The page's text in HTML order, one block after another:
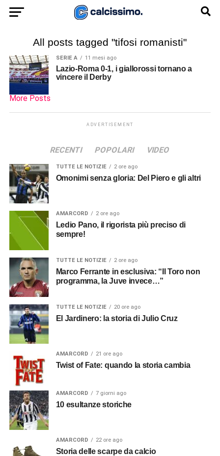
All posts tagged "tifosi romanisti"
SERIE A 11 mesi ago
Lazio-Roma 0-1, i giallorossi tornano a
vincere il Derby
More Posts
ADVERTISEMENT
RECENTI POPOLARI VIDEO
TUTTE LE NOTIZIE 2 ore ago
Omonimi senza gloria: Del Piero e gli altri
AMARCORD 2 ore ago
Ledio Pano, il rigorista più preciso di
sempre!
TUTTE LE NOTIZIE 2 ore ago
Marco Ferrante in esclusiva: “Il Toro non
programma, la Juve invece…”
TUTTE LE NOTIZIE 20 ore ago
El Jardinero: la storia di Julio Cruz
AMARCORD 21 ore ago
Twist of Fate: quando la storia cambia
AMARCORD 7 giorni ago
10 esultanze storiche
AMARCORD 22 ore ago
Storia delle scarpe da calcio